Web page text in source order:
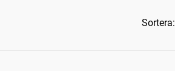
Sortera: